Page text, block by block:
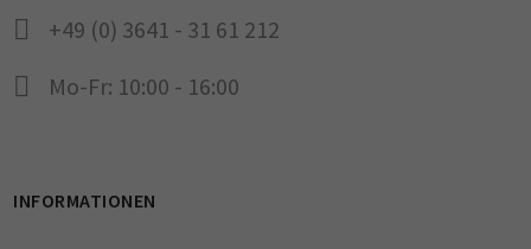
+49 (0) 3641 - 31 61 212
Mo-Fr: 10:00 - 16:00
INFORMATIONEN